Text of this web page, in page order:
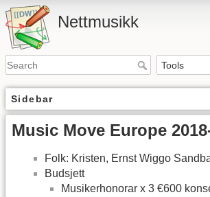
Nettmusikk
Sidebar
Music Move Europe
Folk: Kristen, Ernst Wiggo
Budsjett
Musikerhonorar x 3 €600